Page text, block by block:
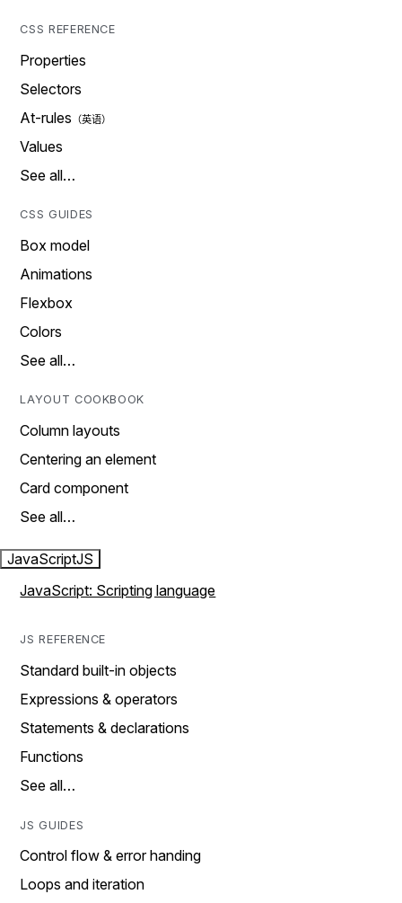
CSS REFERENCE
Properties
Selectors
At-rules
Values
See all…
CSS GUIDES
Box model
Animations
Flexbox
Colors
See all…
LAYOUT COOKBOOK
Column layouts
Centering an element
Card component
See all…
JavaScriptJS
JavaScript: Scripting language
JS REFERENCE
Standard built-in objects
Expressions & operators
Statements & declarations
Functions
See all…
JS GUIDES
Control flow & error handing
Loops and iteration